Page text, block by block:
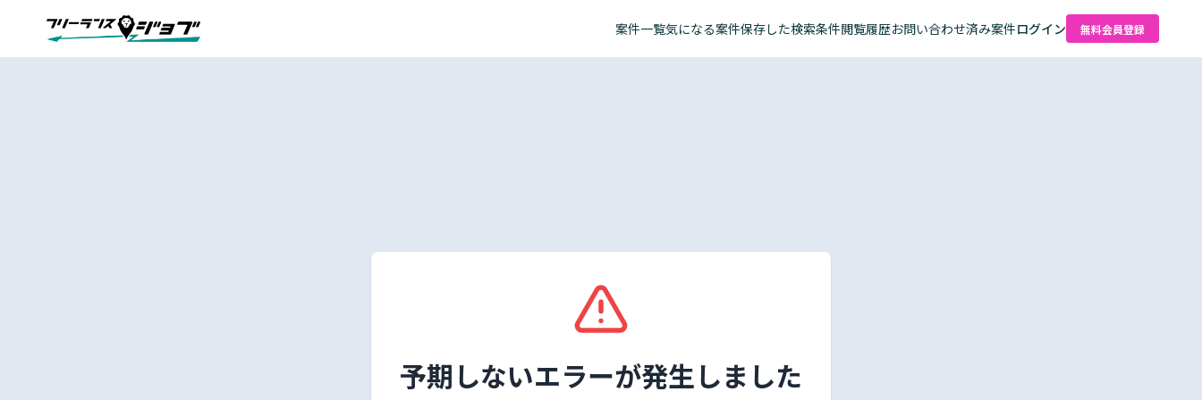
案件一覧気になる案件保存した検索条件閲覧履歴お問い合わせ済み案件ログイン 無料会員登録
予期しないエラーが発生しました